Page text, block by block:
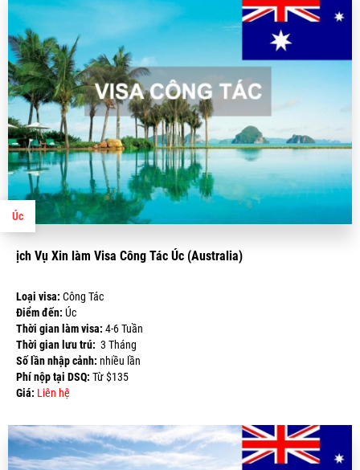
Úc
ịch Vụ Xin làm Visa Công Tác Úc (Australia)
Loại visa: Công Tác
Điểm đến: Úc
Thời gian làm visa: 4-6 Tuần
Thời gian lưu trú: 3 Tháng
Số lần nhập cảnh: nhiều lần
Phí nộp tại DSQ: Từ $135
Giá: Liên hệ